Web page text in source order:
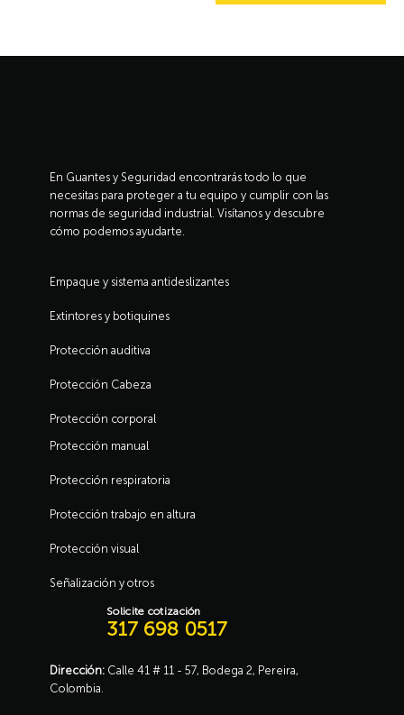
En Guantes y Seguridad encontrarás todo lo que
necesitas para proteger a tu equipo y cumplir con las
normas de seguridad industrial. Visítanos y descubre
cómo podemos ayudarte.
Empaque y sistema antideslizantes
Extintores y botiquines
Protección auditiva
Protección Cabeza
Protección corporal
Protección manual
Protección respiratoria
Protección trabajo en altura
Protección visual
Señalización y otros
Solicite cotización
317 698 0517
Dirección: Calle 41 # 11 - 57, Bodega 2, Pereira,
Colombia.